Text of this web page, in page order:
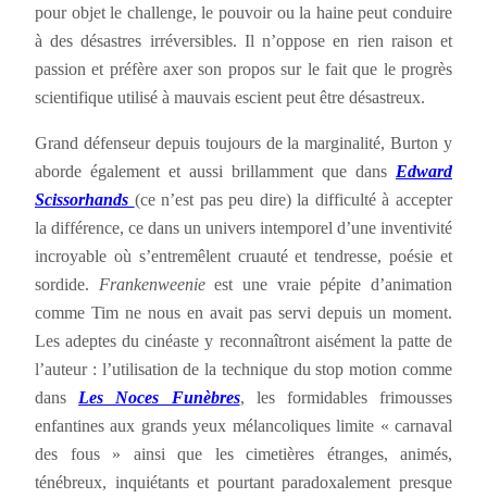
pour objet le challenge, le pouvoir ou la haine peut conduire
à des désastres irréversibles. Il n’oppose en rien raison et
passion et préfère axer son propos sur le fait que le progrès
scientifique utilisé à mauvais escient peut être désastreux.
Grand défenseur depuis toujours de la marginalité, Burton y
aborde également et aussi brillamment que dans Edward
Scissorhands (ce n’est pas peu dire) la difficulté à accepter
la différence, ce dans un univers intemporel d’une inventivité
incroyable où s’entremêlent cruauté et tendresse, poésie et
sordide. Frankenweenieest une vraie pépite d’animation
comme Tim ne nous en avait pas servi depuis un moment.
Les adeptes du cinéaste y reconnaîtront aisément la patte de
l’auteur : l’utilisation de la technique du stop motion comme
dansLes Noces Funèbres, les formidables frimousses
enfantines aux grands yeux mélancoliques limite « carnaval
des fous » ainsi que les cimetières étranges, animés,
ténébreux, inquiétants et pourtant paradoxalement presque